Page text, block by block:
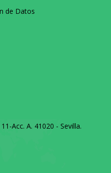
de Datos
Acc. A. 41020 - Sevilla.